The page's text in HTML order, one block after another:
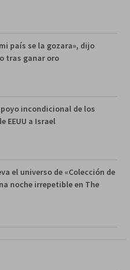
país se la gozara», dijo
tras ganar oro
incondicional de los
EEUU a Israel
el universo de «Colección de
noche irrepetible en The